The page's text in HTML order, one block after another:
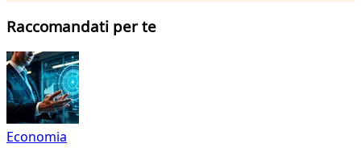
Raccomandati per te
Economia